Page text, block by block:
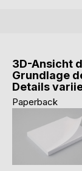
3D-Ansicht
Grundlage
Details
Paperback